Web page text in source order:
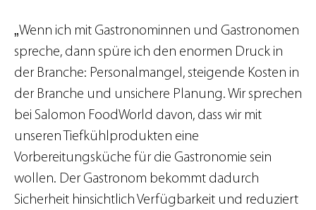
„Wenn ich mit Gastronominnen und Gastronomen
spreche, dann spüre ich den enormen Druck in
der Branche: Personalmangel, steigende Kosten in
der Branche und unsichere Planung. Wir sprechen
bei Salomon FoodWorld davon, dass wir mit
unseren Tiefkühlprodukten eine
Vorbereitungsküche für die Gastronomie sein
wollen. Der Gastronom bekommt dadurch
Sicherheit hinsichtlich Verfügbarkeit und reduziert